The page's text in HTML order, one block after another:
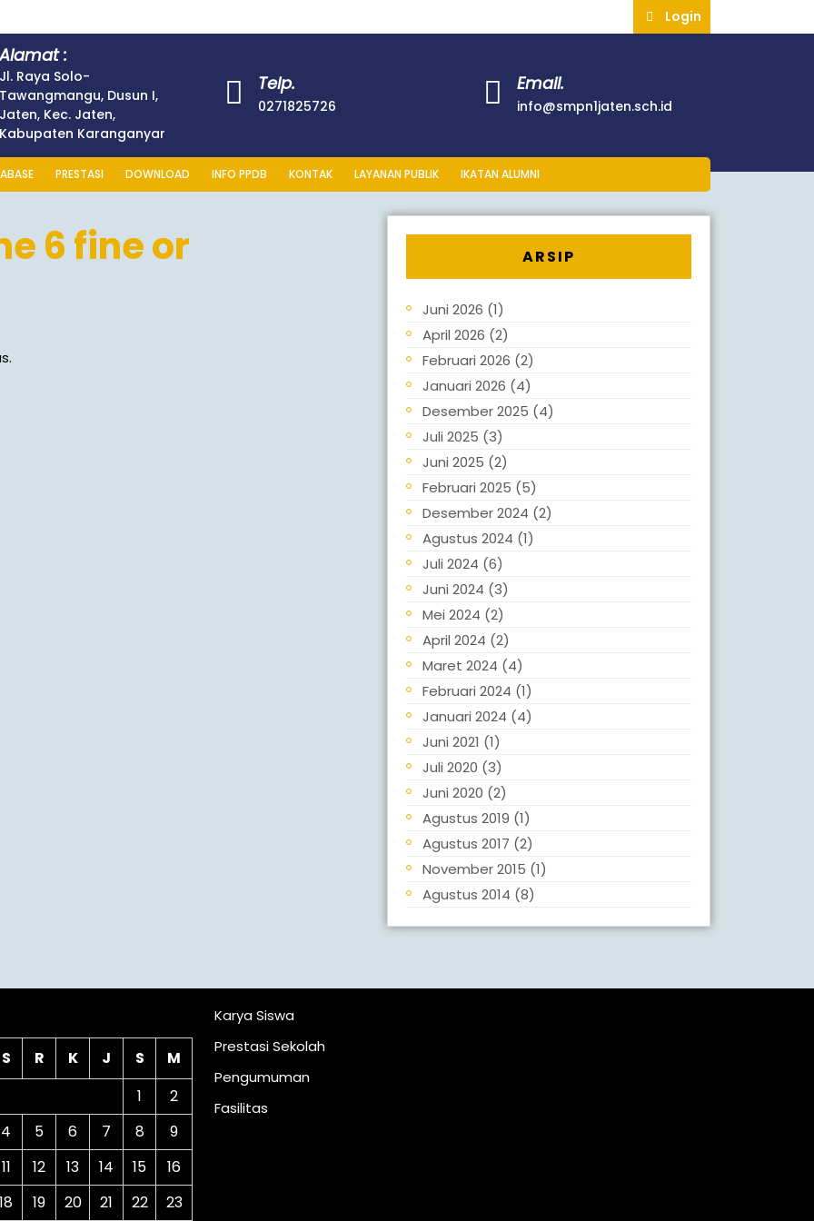
Login
:
Jl. Raya Solo-
Tawangmangu, Dusun I,
Jaten, Kec. Jaten,
Kabupaten Karanganyar
Telp.
0271825726
Email.
info@smpn1jaten.sch.id
PRESTASI DOWNLOAD INFO PPDB KONTAK LAYANAN PUBLIK IKATAN ALUMNI
6 fine or ARSIP
Juni 2026 (1)
April 2026 (2)
Februari 2026 (2)
Januari 2026 (4)
Desember 2025 (4)
Juli 2025 (3)
Juni 2025 (2)
Februari 2025 (5)
Desember 2024 (2)
Agustus 2024 (1)
Juli 2024 (6)
Juni 2024 (3)
Mei 2024 (2)
April 2024 (2)
Maret 2024 (4)
Februari 2024 (1)
Januari 2024 (4)
Juni 2021 (1)
Juli 2020 (3)
Juni 2020 (2)
Agustus 2019 (1)
Agustus 2017 (2)
November 2015 (1)
Agustus 2014 (8)
S R K J S
M
1
2
4 5 6 7 8
9
11 12 13 14 15
16
18 19 20 21 22 23
Karya Siswa
Prestasi Sekolah
Pengumuman
Fasilitas